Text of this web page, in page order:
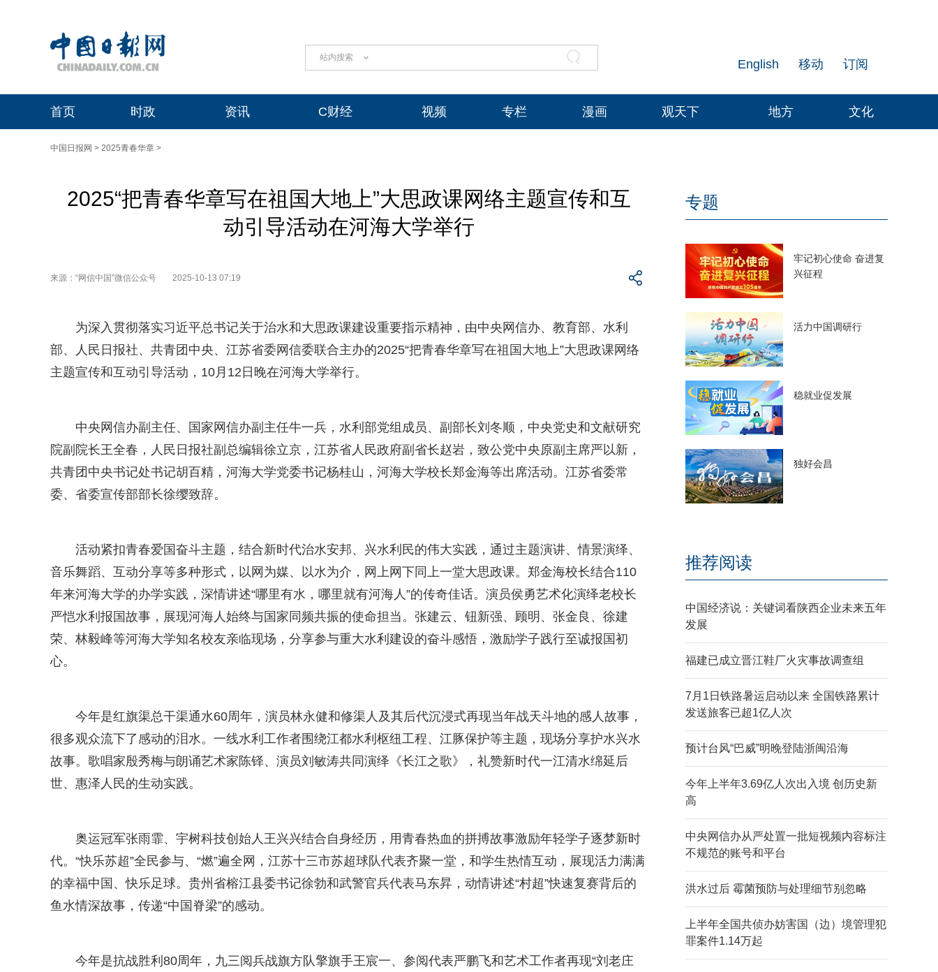
站内搜索 订阅
移动
English
首页 时政 资讯 C财经 视频 专栏 漫画 观天下 地方 文化
中国日报网 > 2025青春华章 >
2025“把青春华章写在祖国大地上”大思政课网络主题宣传和互
动引导活动在河海大学举行
来源：“网信中国”微信公众号 2025-10-13 07:19
为深入贯彻落实习近平总书记关于治水和大思政课建设重要指示精神，由中央网信办、教育部、水利
部、人民日报社、共青团中央、江苏省委网信委联合主办的2025“把青春华章写在祖国大地上”大思政课网络
主题宣传和互动引导活动，10月12日晚在河海大学举行。
中央网信办副主任、国家网信办副主任牛一兵，水利部党组成员、副部长刘冬顺，中央党史和文献研究
院副院长王全春，人民日报社副总编辑徐立京，江苏省人民政府副省长赵岩，致公党中央原副主席严以新，
共青团中央书记处书记胡百精，河海大学党委书记杨桂山，河海大学校长郑金海等出席活动。江苏省委常
委、省委宣传部部长徐缨致辞。
活动紧扣青春爱国奋斗主题，结合新时代治水安邦、兴水利民的伟大实践，通过主题演讲、情景演绎、
音乐舞蹈、互动分享等多种形式，以网为媒、以水为介，网上网下同上一堂大思政课。郑金海校长结合110
年来河海大学的办学实践，深情讲述“哪里有水，哪里就有河海人”的传奇佳话。演员侯勇艺术化演绎老校长
严恺水利报国故事，展现河海人始终与国家同频共振的使命担当。张建云、钮新强、顾明、张金良、徐建
荣、林毅峰等河海大学知名校友亲临现场，分享参与重大水利建设的奋斗感悟，激励学子践行至诚报国初
心。
今年是红旗渠总干渠通水60周年，演员林永健和修渠人及其后代沉浸式再现当年战天斗地的感人故事，
很多观众流下了感动的泪水。一线水利工作者围绕江都水利枢纽工程、江豚保护等主题，现场分享护水兴水
故事。歌唱家殷秀梅与朗诵艺术家陈铎、演员刘敏涛共同演绎《长江之歌》，礼赞新时代一江清水绵延后
世、惠泽人民的生动实践。
奥运冠军张雨霏、宇树科技创始人王兴兴结合自身经历，用青春热血的拼搏故事激励年轻学子逐梦新时
代。“快乐苏超”全民参与、“燃”遍全网，江苏十三市苏超球队代表齐聚一堂，和学生热情互动，展现活力满满
的幸福中国、快乐足球。贵州省榕江县委书记徐勃和武警官兵代表马东昇，动情讲述“村超”快速复赛背后的
鱼水情深故事，传递“中国脊梁”的感动。
今年是抗战胜利80周年，九三阅兵战旗方队擎旗手王宸一、参阅代表严鹏飞和艺术工作者再现“刘老庄
专题
牢记初心使命 奋进复
兴征程
活力中国调研行
稳就业促发展
独好会昌
推荐阅读
中国经济说：关键词看陕西企业未来五年
发展
福建已成立晋江鞋厂火灾事故调查组
7月1日铁路暑运启动以来 全国铁路累计
发送旅客已超1亿人次
预计台风“巴威”明晚登陆浙闽沿海
今年上半年3.69亿人次出入境 创历史新
高
中央网信办从严处置一批短视频内容标注
不规范的账号和平台
洪水过后 霉菌预防与处理细节别忽略
上半年全国共侦办妨害国（边）境管理犯
罪案件1.14万起